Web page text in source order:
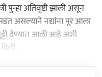
पुन्हा अतिवृष्टी झाली असून
असल्याने नद्यांना पूर आला
देण्यात आली आहे अशी